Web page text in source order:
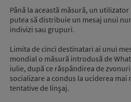
Până la această măsură, un
putea să distribuie un mesaj unui
indivizi sau grupuri.
Limita de cinci destinatari ai unui
mondial o măsură introdusă de
iulie, după ce răspândirea de
socializare a condus la uciderea mai
tentative de linşaj.